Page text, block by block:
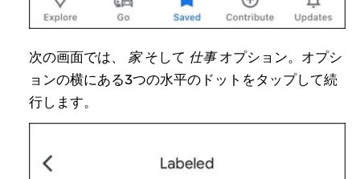
次の画面では、 家そして 仕事オプション。オプシ
ョンの横にある3つの水平のドットをタップして続
行します。